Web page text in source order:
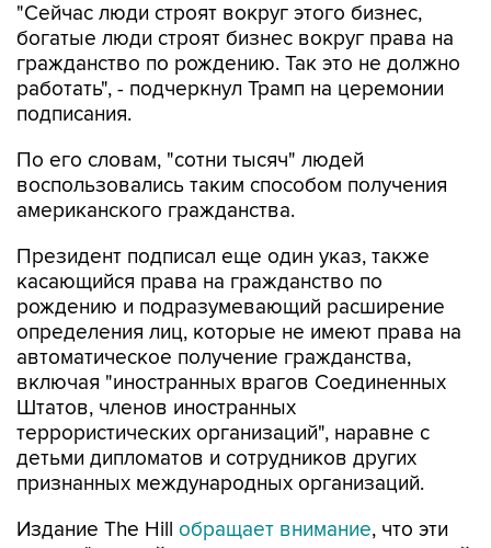
"Сейчас люди строят вокруг этого бизнес,
богатые люди строят бизнес вокруг права на
гражданство по рождению. Так это не должно
работать", - подчеркнул Трамп на церемонии
подписания.
По его словам, "сотни тысяч" людей
воспользовались таким способом получения
американского гражданства.
Президент подписал еще один указ, также
касающийся права на гражданство по
рождению и подразумевающий расширение
определения лиц, которые не имеют права на
автоматическое получение гражданства,
включая "иностранных врагов Соединенных
Штатов, членов иностранных
террористических организаций", наравне с
детьми дипломатов и сотрудников других
признанных международных организаций.
Издание The Hill обращает внимание, что эти